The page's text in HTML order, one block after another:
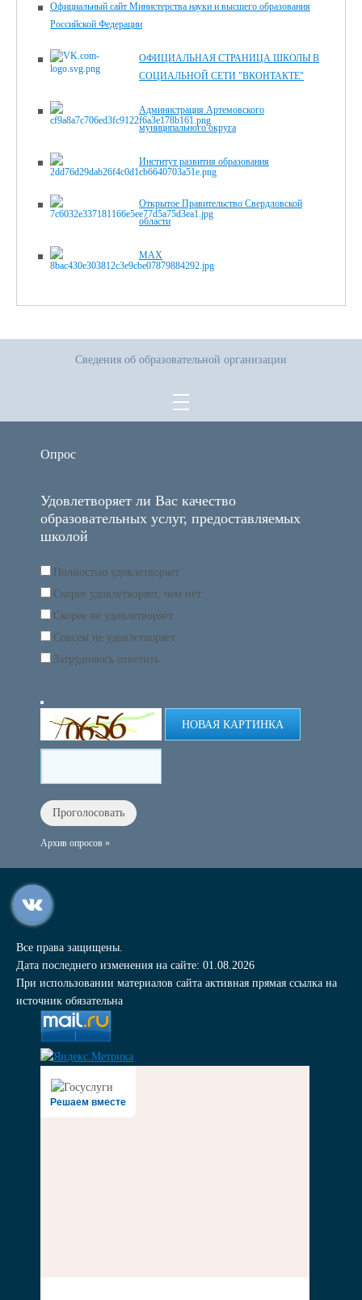
Официальный сайт Министерства науки и высшего образования
Российской Федерации
ОФИЦИАЛЬНАЯ СТРАНИЦА ШКОЛЫ В
СОЦИАЛЬНОЙ СЕТИ "ВКОНТАКТЕ"
Администрация Артемовского
муниципального округа
Институт развития образования
Открытое Правительство Свердловской
области
MAX
Сведения об образовательной организации
Опрос
Удовлетворяет ли Вас качество
образовательных услуг, предоставляемых
школой
Полностью удовлетворяет
Скорее удовлетворяет, чем нет
Скорее не удовлетворяет
Совсем не удовлетворяет
Затрудняюсь ответить
НОВАЯ КАРТИНКА
Архив опросов »
Все права защищены.
Дата последнего изменения на сайте: 01.08.2026
При использовании материалов сайта активная прямая ссылка на
источник обязательна
Решаем вместе